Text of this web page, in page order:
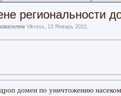
региональности
Vikress 13 Январь 2022
домен по уничтожению